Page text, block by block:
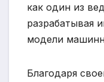
как один из
разрабатывая
модели
Благодаря